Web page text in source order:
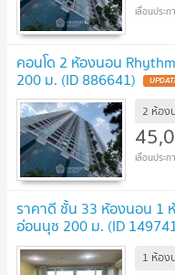
คอนโด 2 ห้องนอน
200 ม. (ID 886641)
2 ห้อง
ราคาดี ชั้น 33 ห้องนอน 1
อ่อนนุช 200 ม. (ID
1 ห้อง